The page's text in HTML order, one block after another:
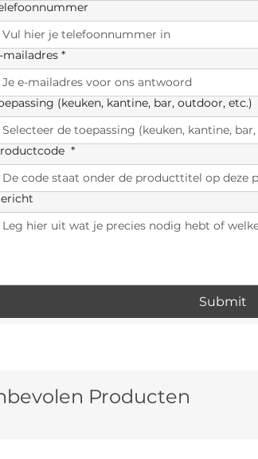
mailadres *
(keuken, kantine, bar, outdoor, etc.)
*
Submit
Producten